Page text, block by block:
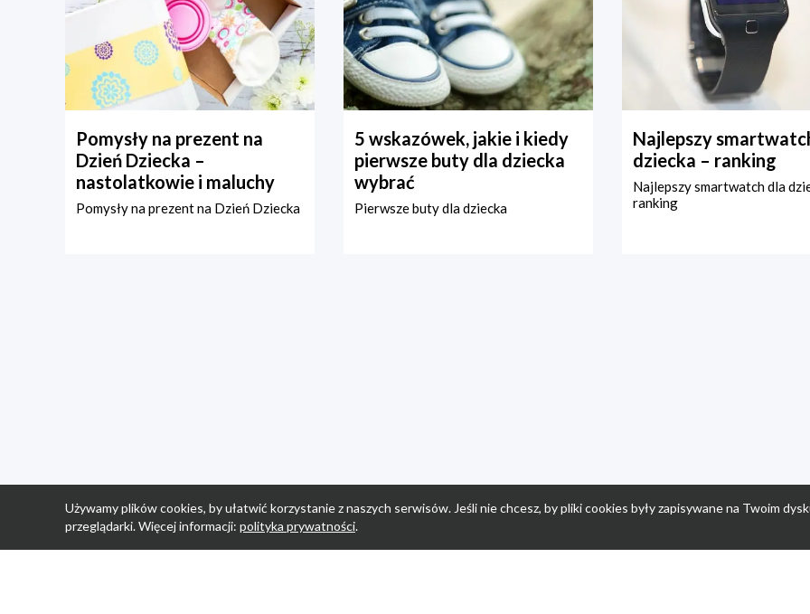
Pomysły na prezent na
Dzień Dziecka –
nastolatkowie i maluchy
Pomysły na prezent na Dzień Dziecka
5 wskazówek, jakie i kiedy
pierwsze buty dla dziecka
wybrać
Pierwsze buty dla dziecka
Najlepszy
dziecka – ranking
Najlepszy smartwatch dla
ranking
Używamy plików cookies, by ułatwić korzystanie z naszych serwisów. Jeśli nie chcesz, by pliki cookies były zapisywane na Twoim
przeglądarki. Więcej informacji: polityka prywatności.